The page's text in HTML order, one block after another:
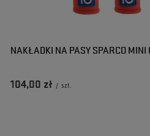
NAKŁADKI NA PASY SPARCO MINI
104,00 zł / szt.